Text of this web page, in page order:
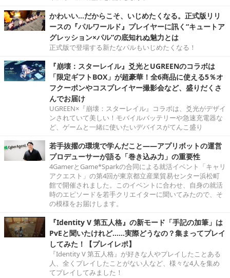
かわいい…だからこそ、いじめたくなる。正式版リリ
ースの『パルワールド』プレイヤーに訊く“キュートア
グレッション×パル”の底知れぬ魅力とは
正式版で登場する新たなパルもいじめたくなる！
『崩壊：スターレイル』爻光とUGREENのコラボは
「限定ギフトBOX」が超豪華！全6商品に使える5％オ
フクーポンやコスプレイヤー撮影会など、盛りだくさ
んでお届け
UGREEN×『崩壊：スターレイル』コラボは、爻光がデザイ
ンされていて美しい！モバイルバッテリーや急速充電器な
ど、ゲームと一緒に使いたいデバイスがてんこ盛り
若手抜擢の環境で学んだこと――アプリボットの運営
プロデューサーが語る「巻き込み力」の重要性
4GamerとGame*Sparkの合同による就活イベント「キャリ
アクエスト」の第4回が東京都立産業貿易センター浜松町
館で開催されました。このイベントに合わせ、自身の就活
時のエピソードを若手クリエイターに聞いてみたので、そ
の模様をお届けします。
『Identity V 第五人格』の新モード「手記の加筆」は
PvEと聞いたけれど……実際どうなの？集まってプレイ
してみた！【プレイレポ】
『Identity V 第五人格』が好きな人やプレイしたことある
人、全くプレイしたことがない人など、様々な4人を集め
てプレイしてみました！